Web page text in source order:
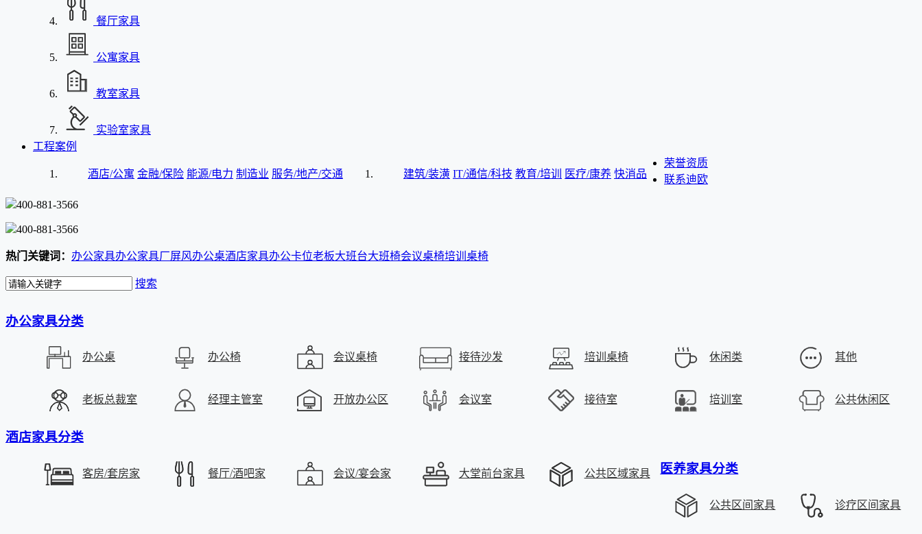
餐厅家具
公寓家具
教室家具
实验室家具
工程案例
酒店/公寓 金融/保险 能源/电力 制造业 服务/地产/交通 建筑/装潢 IT/通信/科技 教育/培训 医疗/康养 快消品
荣誉资质
联系迪欧
400-881-3566
400-881-3566
热门关键词： 办公家具办公家具厂屏风办公桌酒店家具办公卡位老板大班台大班椅会议桌椅培训桌椅
搜索
办公家具分类
办公桌 办公椅 会议桌椅 接待沙发 培训桌椅 休闲类 其他
老板总裁室 经理主管室 开放办公区 会议室 接待室 培训室 公共休闲区
酒店家具分类
客房/套房家 餐厅/酒吧家 会议/宴会家 大堂前台家具 公共区域家具 医养家具分类
公共区间家具 诊疗区间家具